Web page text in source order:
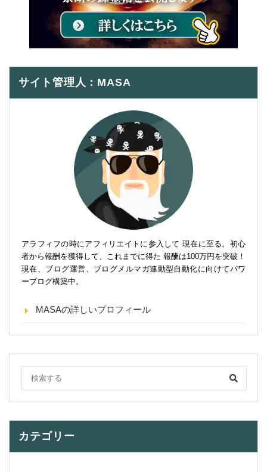
サイト管理人：MASA
アラフィフの時にアフィリエイトに参入して 現在に至る。初心
者から報酬を獲得して、これまでに得た 報酬は100万円を突破！
現在、ブログ運営、ブログメルマガ連動型自動化に向けてパワ
ーブログ構築中。
MASAの詳しいプロフィール
カテゴリー